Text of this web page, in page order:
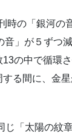
時の「銀河の
」が５ずつ
13の中で循環
る間に、金
「太陽の紋